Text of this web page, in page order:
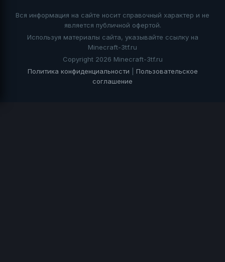
Вся информация на сайте носит справочный характер и не
является публичной офертой.
Используя материалы сайта, указывайте ссылку на
Minecraft-3tf.ru
Copyright 2026 Minecraft-3tf.ru
Политика конфиденциальности
Пользовательское
соглашение